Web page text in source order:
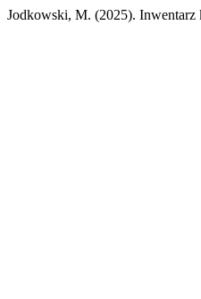
Jodkowski, M. (2025). Inwentarz